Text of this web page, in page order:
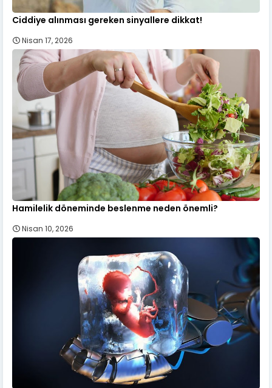
Ciddiye alınması gereken sinyallere dikkat!
Nisan 17, 2026
Hamilelik döneminde beslenme neden önemli?
Nisan 10, 2026